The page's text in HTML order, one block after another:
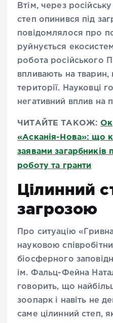
Втім, через
степ опинився під
повідомлялося про
руйнується
робота російського
впливають на
території. Науковці
негативний вплив на
ЧИТАЙТЕ ТАКОЖ:
«Асканія-Нова»: що
заявами
роботу та гранти
Цілинний
загрозою
Про ситуацію
науковою
біосферного
ім. Фальц-Фейна
говорить, що
зоопарк і навіть не
саме цілинний степ,